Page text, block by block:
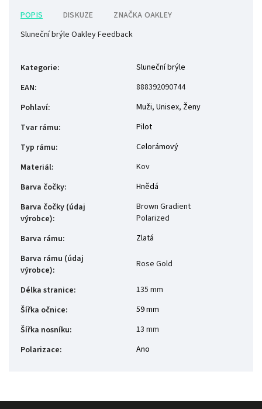
POPIS DISKUZE ZNAČKA OAKLEY
Sluneční brýle Oakley Feedback
Kategorie:
Sluneční brýle
EAN:
888392090744
Pohlaví: Muži, Unisex, Ženy
Tvar rámu:
Pilot
Typ rámu:
Celorámový
Materiál:
Kov
Barva čočky:
Hnědá
Barva čočky (údaj
výrobce):
Brown Gradient
Polarized
Barva rámu:
Zlatá
Barva rámu (údaj
výrobce):
Rose Gold
Délka stranice:
135 mm
Šířka očnice:
59 mm
Šířka nosníku:
13 mm
Polarizace: Ano